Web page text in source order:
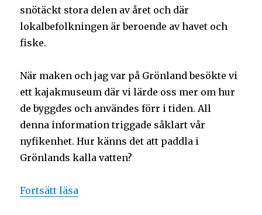
snötäckt stora delen av året och där
lokalbefolkningen är beroende av havet och
fiske.
När maken och jag var på Grönland besökte vi
ett kajakmuseum där vi lärde oss mer om hur
de byggdes och användes förr i tiden. All
denna information triggade såklart vår
nyfikenhet. Hur känns det att paddla i
Grönlands kalla vatten?
Fortsätt läsa